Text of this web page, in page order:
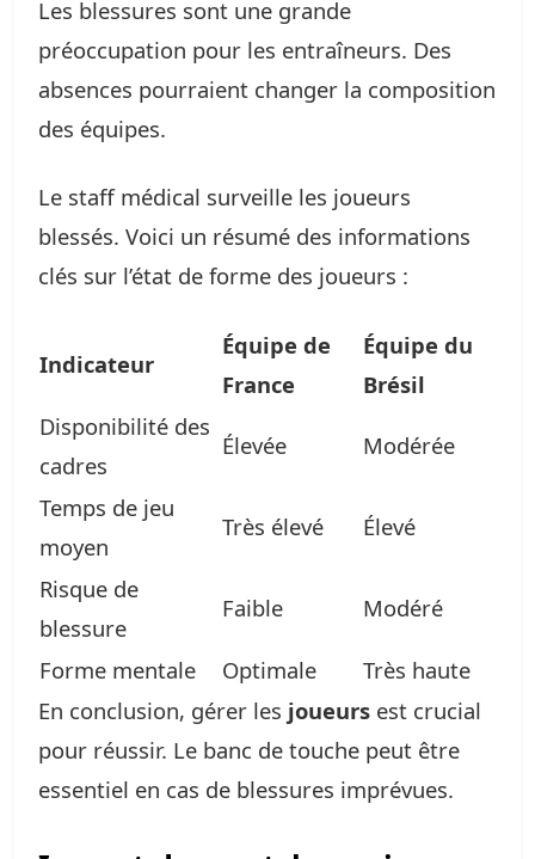
Les blessures sont une grande
préoccupation pour les entraîneurs. Des
absences pourraient changer la composition
des équipes.
Le staff médical surveille les joueurs
blessés. Voici un résumé des informations
clés sur l’état de forme des joueurs :
Indicateur
Équipe de
France
Équipe du
Brésil
Disponibilité des
cadres
Élevée Modérée
Temps de jeu
moyen
Très élevé Élevé
Risque de
blessure
Faible Modéré
Forme mentale Optimale
Très haute
En conclusion, gérer les joueurs est crucial
pour réussir. Le banc de touche peut être
essentiel en cas de blessures imprévues.